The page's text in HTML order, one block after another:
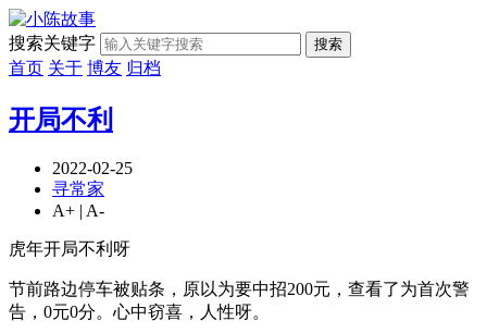
搜索关键字 搜索
首页 关于 博友 归档
开局不利
2022-02-25
寻常家
A+ | A-
虎年开局不利呀
节前路边停车被贴条，原以为要中招200元，查看了为首次警
告，0元0分。心中窃喜，人性呀。